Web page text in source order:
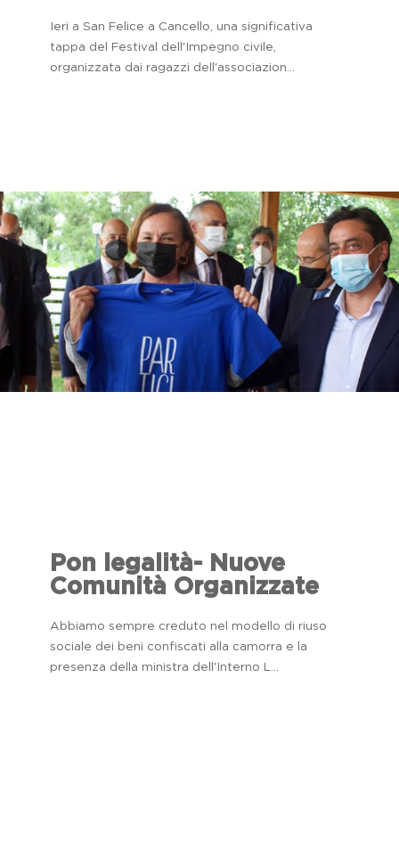
Ieri a San Felice a Cancello, una significativa
tappa del Festival dell'Impegno civile,
organizzata dai ragazzi dell'associazion...
Pon legalità- Nuove
Comunità Organizzate
Abbiamo sempre creduto nel modello di riuso
sociale dei beni confiscati alla camorra e la
presenza della ministra dell'Interno L...